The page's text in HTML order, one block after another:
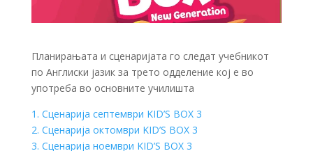
Планирањата и сценаријата го следат учебникот
по Англиски јазик за трето одделение кој е во
употреба во основните училишта
1. Сценарија септември KID’S BOX 3
2. Сценарија октомври KID’S BOX 3
3. Сценарија ноември KID’S BOX 3